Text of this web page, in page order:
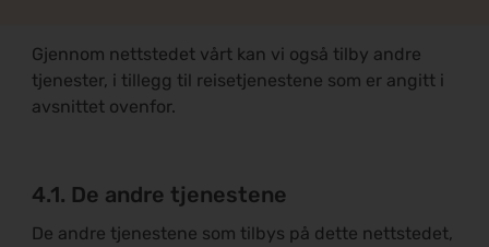
Gjennom nettstedet vårt kan vi også tilby andre
tjenester, i tillegg til reisetjenestene som er angitt i
avsnittet ovenfor.
4.1. De andre tjenestene
De andre tjenestene som tilbys på dette nettstedet,